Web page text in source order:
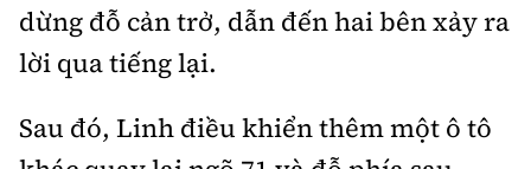
Thông tin tòa
dừng đỗ cản trở, dẫn đến hai bên xảy ra
lời qua tiếng lại.
Sau đó, Linh điều khiển thêm một ô tô